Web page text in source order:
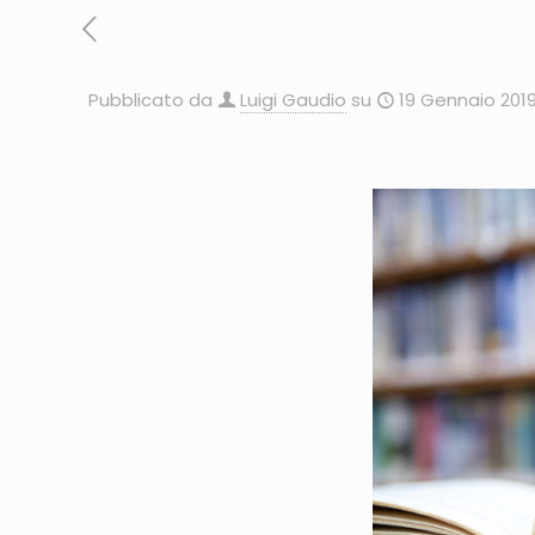
Pubblicato da Luigi Gaudio su 19 Gennaio